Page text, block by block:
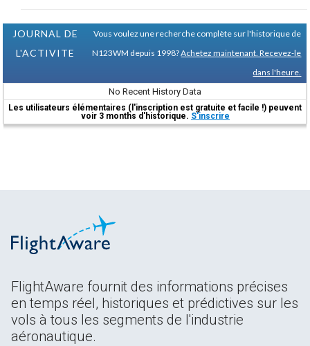
JOURNAL DE
L'ACTIVITE
Vous voulez une recherche complète sur l'historique de
N123WM depuis 1998?Achetez maintenant. Recevez-le
dans l'heure.
No Recent History Data
Les utilisateurs élémentaires (l'inscription est gratuite et facile !) peuvent
voir 3 months d'historique. S'inscrire
FlightAware fournit des informations précises
en temps réel, historiques et prédictives sur les
vols à tous les segments de l'industrie
aéronautique.